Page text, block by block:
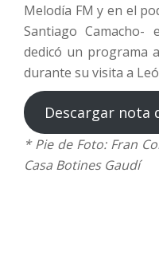
Melodía FM y en el
Santiago
dedicó un programa
durante su visita a
Descargar nota
* Pie de Foto: Fran
Casa Botines Gaudí